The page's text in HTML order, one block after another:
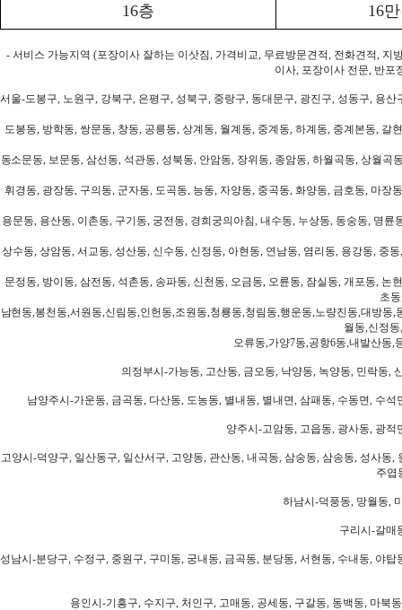
16층 16
- 서비스 가능지역 (포장이사 잘하는 이삿짐, 가격비교, 무료방문견적, 전화견적,
이사, 포장이사 전문, 반포
서울-도봉구, 노원구, 강북구, 은평구, 성북구, 중랑구, 동대문구, 광진구, 성동구, 용
도봉동, 방학동, 쌍문동, 창동, 공릉동, 상계동, 월계동, 중계동, 하계동, 중계본동,
동소문동, 보문동, 삼선동, 석관동, 성북동, 안암동, 장위동, 종암동, 하월곡동, 상월
휘경동, 광장동, 구의동, 군자동, 도곡동, 능동, 자양동, 중곡동, 화양동, 금호동, 마
용문동, 용산동, 이촌동, 구기동, 궁전동, 경희궁의아침, 내수동, 누상동, 동숭동, 명
상수동, 상암동, 서교동, 성산동, 신수동, 신정동, 아현동, 연남동, 염리동, 용강동, 중
문정동, 방이동, 삼전동, 석촌동, 송파동, 신천동, 오금동, 오륜동, 잠실동, 개포동,
초
남현동,봉천동,서원동,신림동,인헌동,조원동,청룡동,청림동,행운동,노량진동,대방
월동,신정
오류동,가양7동,공항6동,내발산동,
의정부시-가능동, 고산동, 금오동, 낙양동, 녹양동, 민락동,
남양주시-가운동, 금곡동, 다산동, 도농동, 별내동, 별내면, 삼패동, 수동면, 수
양주시-고암동, 고읍동, 광사동, 광
고양시-덕양구, 일산동구, 일산서구, 고양동, 관산동, 내곡동, 삼숭동, 삼송동, 성사
주엽
하남시-덕풍동, 망월동,
구리시-갈매
성남시-분당구, 수정구, 중원구, 구미동, 궁내동, 금곡동, 분당동, 서현동, 수내동, 야
용인시-기흥구, 수지구, 처인구, 고매동, 공세동, 구갈동, 동백동, 마북